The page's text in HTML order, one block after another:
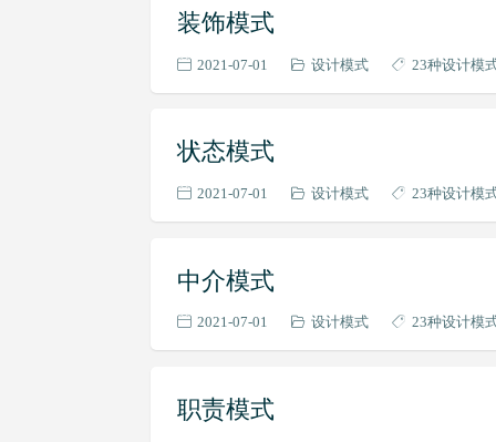
装饰模式
2021-07-01 设计模式 23种设计模
状态模式
2021-07-01 设计模式 23种设计模
中介模式
2021-07-01 设计模式 23种设计模
职责模式